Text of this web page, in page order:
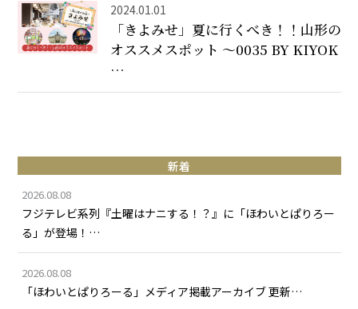
新着
2026.08.08
フジテレビ系列『土曜はナニする！？』に「ほわいとぱりろー
る」が登場！…
2026.08.08
「ほわいとぱりろーる」メディア掲載アーカイブ 更新…
2024.01.01
「きよみせ」夏に行くべき！！山形の
オススメスポット ～0035 BY KIYOK
…